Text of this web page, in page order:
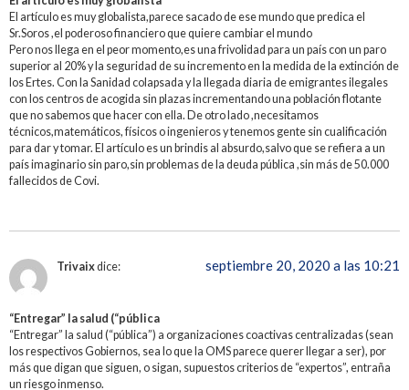
El artículo es muy globalista,parece sacado de ese mundo que predica el
Sr.Soros ,el poderoso financiero que quiere cambiar el mundo
Pero nos llega en el peor momento,es una frivolidad para un país con un paro
superior al 20% y la seguridad de su incremento en la medida de la extinción de
los Ertes. Con la Sanidad colapsada y la llegada diaria de emigrantes ilegales
con los centros de acogida sin plazas incrementando una población flotante
que no sabemos que hacer con ella. De otro lado ,necesitamos
técnicos,matemáticos, físicos o ingenieros y tenemos gente sin cualificación
para dar y tomar. El artículo es un brindis al absurdo,salvo que se refiera a un
país imaginario sin paro,sin problemas de la deuda pública ,sin más de 50.000
fallecidos de Covi.
Trivaixdice: septiembre 20, 2020 a las 10:21
“Entregar” la salud (“pública
“Entregar” la salud (“pública”) a organizaciones coactivas centralizadas (sean
los respectivos Gobiernos, sea lo que la OMS parece querer llegar a ser), por
más que digan que siguen, o sigan, supuestos criterios de “expertos”, entraña
un riesgo inmenso.